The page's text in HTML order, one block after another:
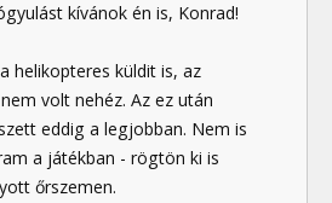
kívánok én is, Konrad!
helikopteres küldit is, az
volt nehéz. Az ez után
eddig a legjobban. Nem is
a játékban - rögtön ki is
őrszemen.